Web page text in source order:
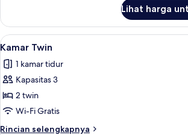
Kamar
Double
Lihat harga
Lihat
semua
foto
untuk
Kamar
Twin
Kamar Twin |
11
Kamar Twin
1 kamar tidur
Kapasitas 3
2 twin
Wi-Fi Gratis
Rincian selengkapnya
Rincian